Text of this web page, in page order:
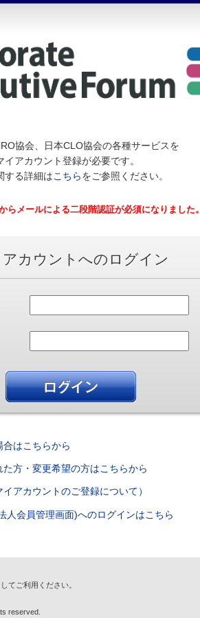
協会、日本CLO協会の各種サービスを
アカウント登録が必要です。
する詳細はこちらをご参照ください。
らメールによる二段階認証が必須になりました。
カウントへのログイン
はこちらから
方・変更希望の方はこちらから
アカウントのご登録について）
人会員管理画面)へのログインはこちら
てご利用ください。
reserved.